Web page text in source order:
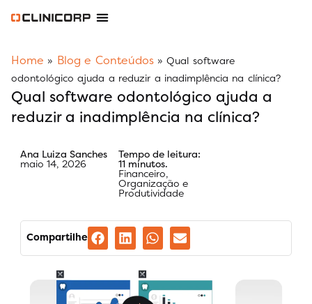
Home » Blog e Conteúdos»Qual software
odontológico ajuda a reduzir a inadimplência na clínica?
Qual software odontológico ajuda a
reduzir a inadimplência na clínica?
Ana Luiza Sanches
maio 14, 2026
Tempo de leitura:
11 minutos.
Financeiro,
Organização e
Produtividade
Compartilhe